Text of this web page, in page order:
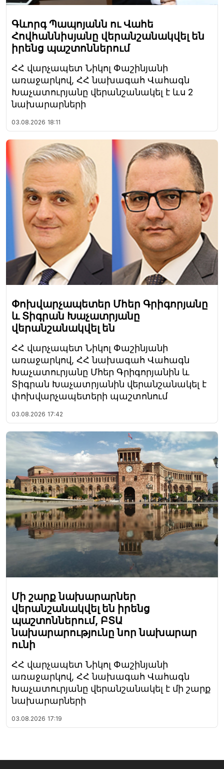
Գևորգ Պապոյանն ու Վահե
Հովհաննիսյանը վերանշանակվել են
իրենց պաշտոններում
ՀՀ վարչապետ Նիկոլ Փաշինյանի
առաջարկով, ՀՀ նախագահ Վահագն
Խաչատուրյանը վերանշանակել է ևս 2
նախարարների
03.08.2026 18:11
Փոխվարչապետեր Մհեր Գրիգորյանը
և Տիգրան Խաչատրյանը
վերանշանակվել են
ՀՀ վարչապետ Նիկոլ Փաշինյանի
առաջարկով, ՀՀ նախագահ Վահագն
Խաչատուրյանը Մհեր Գրիգորյանին և
Տիգրան Խաչատրյանին վերանշանակել է
փոխվարչապետերի պաշտոնում
03.08.2026 17:42
Մի շարք նախարարներ
վերանշանակվել են իրենց
պաշտոններում, ԲՏԱ
նախարարությունը նոր նախարար
ունի
ՀՀ վարչապետ Նիկոլ Փաշինյանի
առաջարկով, ՀՀ նախագահ Վահագն
Խաչատուրյանը վերանշանակել է մի շարք
նախարարների
03.08.2026 17:19